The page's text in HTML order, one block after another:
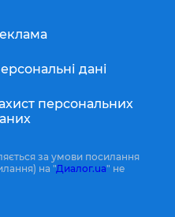
дані
персональних
за умови посилання
на "Диалог.ua" не